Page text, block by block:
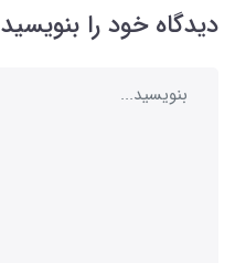
دیدگاه خود را بنویسید